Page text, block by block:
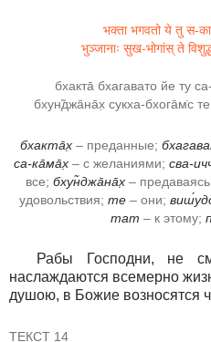
भक्ता भगवतो ये तु स-
भुञ्जानाः सुख-भोगांस् ते
бхакта̄ бхагавато йе ту
бхун̃джа̄на̄х̣ сукха-бхога̄м̇с
бхакта̄х̣– преданные;
са-ка̄ма̄х̣– с желаниями; сва-
все; бхун̃джа̄на̄х̣ –
удовольствия; те– они;
тат – к этому;
Рабы Господни, не
наслаждаются всемерно
душою, в Божие возносятся
ТЕКСТ 14